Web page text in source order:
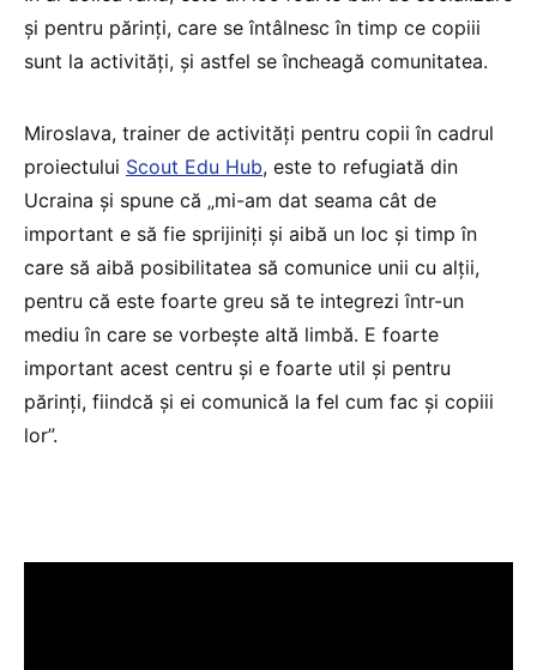
și pentru părinți, care se întâlnesc în timp ce copiii
sunt la activități, și astfel se încheagă comunitatea.
Miroslava, trainer de activități pentru copii în cadrul
proiectului Scout Edu Hub, este to refugiată din
Ucraina și spune că „mi-am dat seama cât de
important e să fie sprijiniți și aibă un loc și timp în
care să aibă posibilitatea să comunice unii cu alții,
pentru că este foarte greu să te integrezi într-un
mediu în care se vorbește altă limbă. E foarte
important acest centru și e foarte util și pentru
părinți, fiindcă și ei comunică la fel cum fac și copiii
lor”.